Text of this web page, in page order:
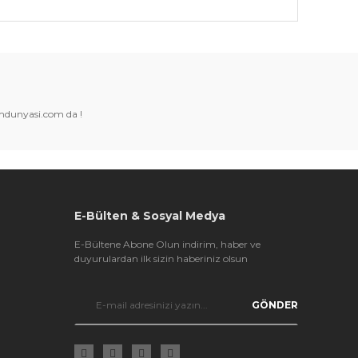
tarafımıza iletebilirsiniz.
da !
E-Bülten & Sosyal Medya
E-Bültene Abone Olun indirim, haber ve
duyurulardan ilk sizin haberiniz olsun
GÖNDER